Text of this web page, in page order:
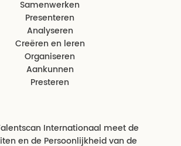
Samenwerken
Presenteren
Analyseren
Creëren en leren
Organiseren
Aankunnen
Presteren
Internationaal meet de
en de Persoonlijkheid van de